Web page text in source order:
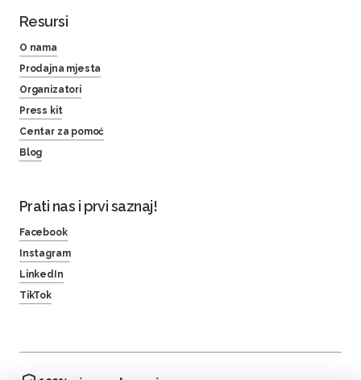
Resursi
O nama
Prodajna mjesta
Organizatori
Press kit
Centar za pomoć
Blog
Prati nas i prvi saznaj!
Facebook
Instagram
LinkedIn
TikTok